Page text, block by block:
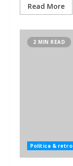
Read More
2 MIN READ
Politica &